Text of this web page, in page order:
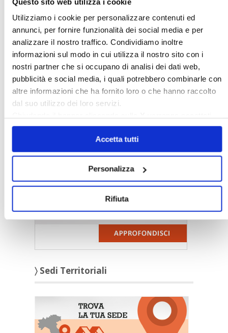
Utilizziamo i cookie per personalizzare contenuti ed
annunci, per fornire funzionalità dei social media e per
analizzare il nostro traffico. Condividiamo inoltre
informazioni sul modo in cui utilizza il nostro sito con i
nostri partner che si occupano di analisi dei dati web,
pubblicità e social media, i quali potrebbero combinarle con
altre informazioni che ha fornito loro o che hanno raccolto
dal suo utilizzo dei loro servizi.
solo i cookie necessari.
Accetta tutti
Personalizza
Rifiuta
〉 5 ragioni per aderire a Confedilizia
〉 Sedi Territoriali